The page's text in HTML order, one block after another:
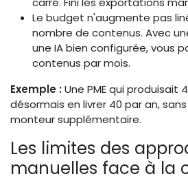
Le budget n'augmente pas
nombre de contenus. Avec
une IA bien configurée, vous
contenus par mois.
Exemple :Une PME qui produisait
désormais en livrer 40 par an,
monteur supplémentaire.
Les limites des
manuelles face à la